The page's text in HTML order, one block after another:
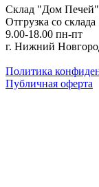
Склад "Дом Печей"
Отгрузка со склада
9.00-18.00 пн-пт
г. Нижний
Политика
Публичная оферта